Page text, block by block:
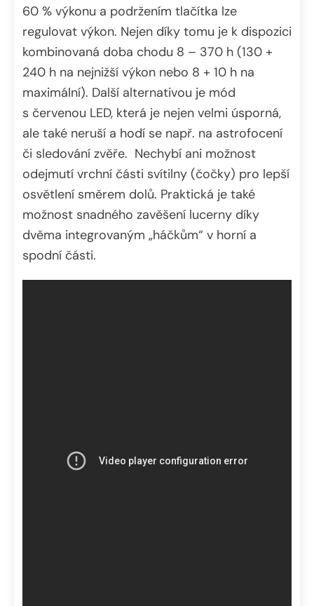
60 % výkonu a podržením tlačítka lze
regulovat výkon. Nejen díky tomu je k dispozici
kombinovaná doba chodu 8 – 370 h (130 +
240 h na nejnižší výkon nebo 8 + 10 h na
maximální). Další alternativou je mód
s červenou LED, která je nejen velmi úsporná,
ale také neruší a hodí se např. na astrofocení
či sledování zvěře. Nechybí ani možnost
odejmutí vrchní části svítilny (čočky) pro lepší
osvětlení směrem dolů. Praktická je také
možnost snadného zavěšení lucerny díky
dvěma integrovaným „háčkům“ v horní a
spodní části.